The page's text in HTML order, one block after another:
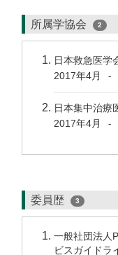
所属学協会 2
日本救急医学
2017年4月
-
日本集中治療
2017年4月
-
委員歴 3
一般社団法人
ビスガイドラ